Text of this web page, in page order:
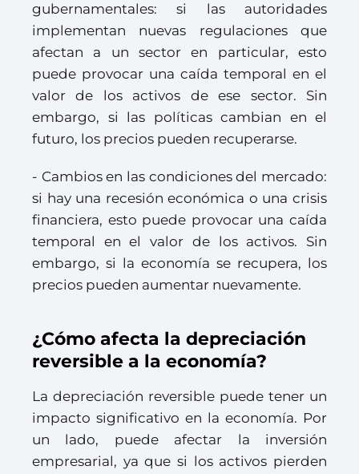
gubernamentales: si las autoridades
implementan nuevas regulaciones que
afectan a un sector en particular, esto
puede provocar una caída temporal en el
valor de los activos de ese sector. Sin
embargo, si las políticas cambian en el
futuro, los precios pueden recuperarse.
- Cambios en las condiciones del mercado:
si hay una recesión económica o una crisis
financiera, esto puede provocar una caída
temporal en el valor de los activos. Sin
embargo, si la economía se recupera, los
precios pueden aumentar nuevamente.
¿Cómo afecta la depreciación
reversible a la economía?
La depreciación reversible puede tener un
impacto significativo en la economía. Por
un lado, puede afectar la inversión
empresarial, ya que si los activos pierden